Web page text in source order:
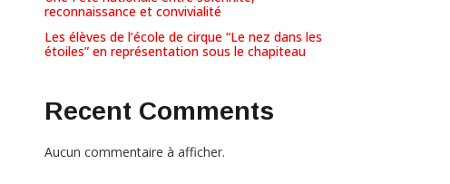
reconnaissance et convivialité
Les élèves de l’école de cirque “Le nez dans les
étoiles” en représentation sous le chapiteau
Recent Comments
Aucun commentaire à afficher.